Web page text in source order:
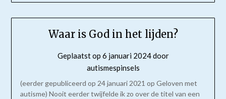
Waar is God in het lijden?
Geplaatst op 6 januari 2024door
autismespinsels
(eerder gepubliceerd op 24 januari 2021 op Geloven met
autisme) Nooit eerder twijfelde ik zo over de titel van een